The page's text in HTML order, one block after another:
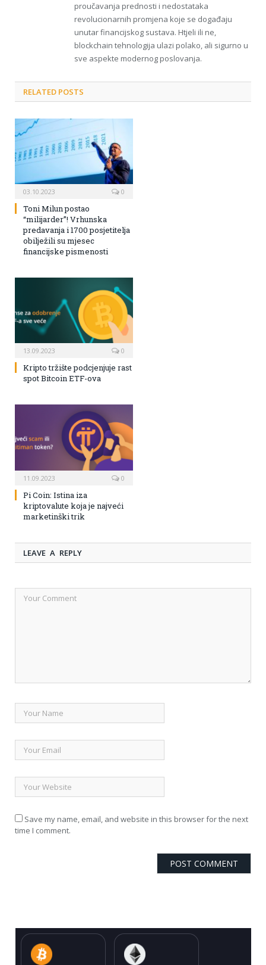
proučavanja prednosti i nedostataka
revolucionarnih promjena koje se događaju
unutar financijskog sustava. Htjeli ili ne,
blockchain tehnologija ulazi polako, ali sigurno u
sve aspekte modernog poslovanja.
RELATED POSTS
03.10.2023 0
Toni Milun postao
“milijarder”! Vrhunska
predavanja i 1700 posjetitelja
obilježili su mjesec
financijske pismenosti
13.09.2023 0
Kripto tržište podcjenjuje rast
spot Bitcoin ETF-ova
11.09.2023 0
Pi Coin: Istina iza
kriptovalute koja je najveći
marketinški trik
LEAVE A REPLY
Save my name, email, and website in this browser for the next
time I comment.